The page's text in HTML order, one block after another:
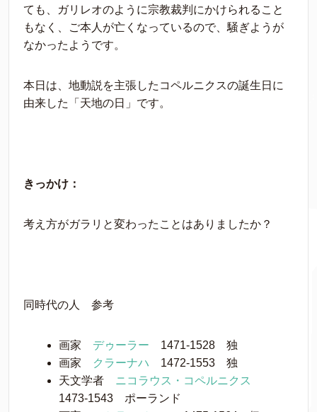
ても、ガリレオのように宗教裁判にかけられること
もなく、ご本人が亡くなっているので、騒ぎようが
なかったようです。
本日は、地動説を主張したコペルニクスの誕生日に
由来した「天地の日」です。
きっかけ：
考え方がガラリと変わったことはありましたか？
同時代の人 参考
画家 デゥーラー 1471-1528 独
画家
クラーナハ 1472-1553 独
天文学者 ニコラウス・コペルニクス
1473-1543 ポーランド